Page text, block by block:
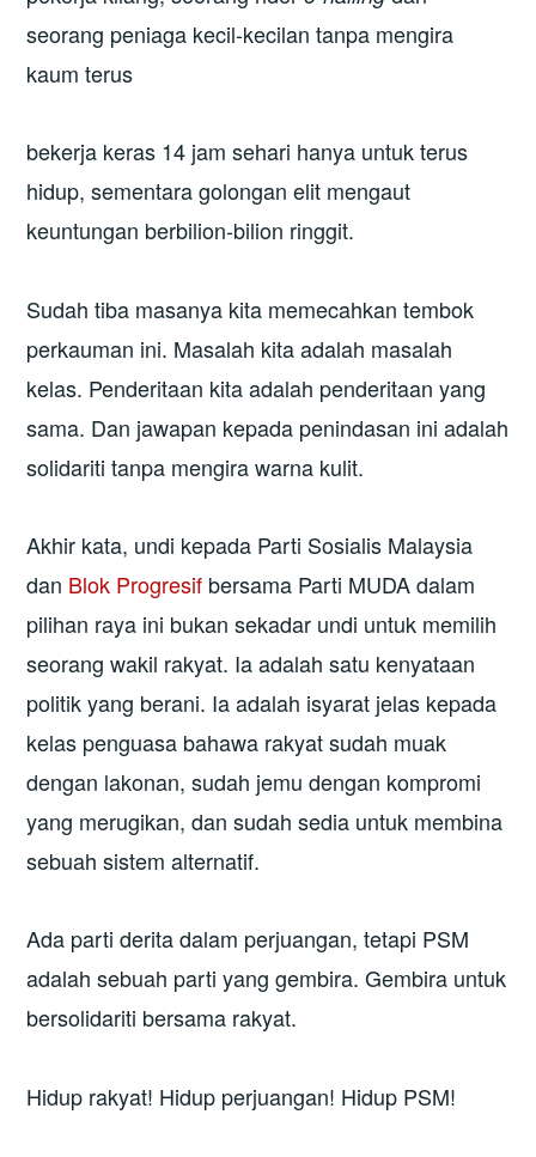
seorang peniaga kecil-kecilan tanpa mengira
kaum terus
bekerja keras 14 jam sehari hanya untuk terus
hidup, sementara golongan elit mengaut
keuntungan berbilion-bilion ringgit.
Sudah tiba masanya kita memecahkan tembok
perkauman ini. Masalah kita adalah masalah
kelas. Penderitaan kita adalah penderitaan yang
sama. Dan jawapan kepada penindasan ini adalah
solidariti tanpa mengira warna kulit.
Akhir kata, undi kepada Parti Sosialis Malaysia
dan Blok Progresif bersama Parti MUDA dalam
pilihan raya ini bukan sekadar undi untuk memilih
seorang wakil rakyat. Ia adalah satu kenyataan
politik yang berani. Ia adalah isyarat jelas kepada
kelas penguasa bahawa rakyat sudah muak
dengan lakonan, sudah jemu dengan kompromi
yang merugikan, dan sudah sedia untuk membina
sebuah sistem alternatif.
Ada parti derita dalam perjuangan, tetapi PSM
adalah sebuah parti yang gembira. Gembira untuk
bersolidariti bersama rakyat.
Hidup rakyat! Hidup perjuangan! Hidup PSM!